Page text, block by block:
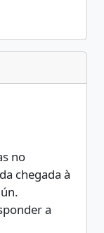
no
chegada à
a